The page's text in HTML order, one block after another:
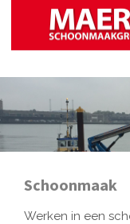
content
Schoonmaak
Werken in een